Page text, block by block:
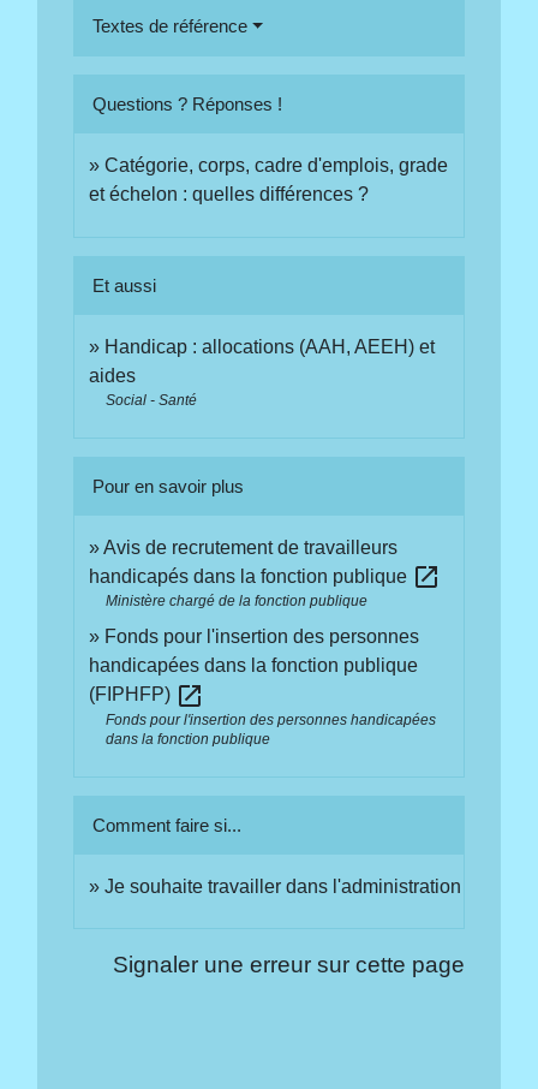
Textes de référence
Questions ? Réponses !
Catégorie, corps, cadre d'emplois, grade
et échelon : quelles différences ?
Et aussi
Handicap : allocations (AAH, AEEH) et
aides
Social - Santé
Pour en savoir plus
Avis de recrutement de travailleurs
handicapés dans la fonction publique open_in_new
Ministère chargé de la fonction publique
Fonds pour l'insertion des personnes
handicapées dans la fonction publique
(FIPHFP) open_in_new
Fonds pour l'insertion des personnes handicapées
dans la fonction publique
Comment faire si...
Je souhaite travailler dans l'administration
Signaler une erreur sur cette page